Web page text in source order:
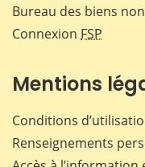
Bureau des biens
Connexion FSP
Mentions
Conditions
Renseignements